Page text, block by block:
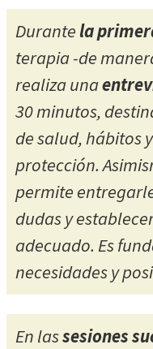
Durantela
terapia -de
realiza una
30 minutos,
de salud, hábitos
protección.
permite
dudas y
adecuado. Es
necesidades y
En lassesiones